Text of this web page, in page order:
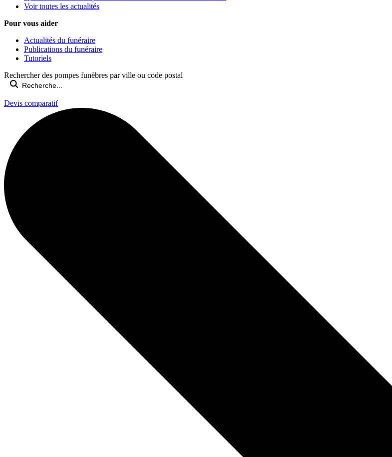
Voir toutes les actualités
Pour vous aider
Actualités du funéraire
Publications du funéraire
Tutoriels
Rechercher des pompes funèbres par ville ou code postal
Devis comparatif